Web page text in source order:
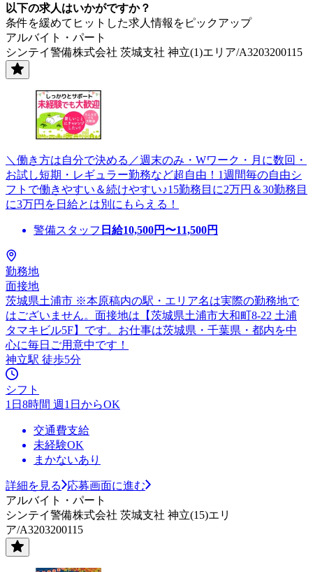
以下の求人はいかがですか？
条件を緩めてヒットした求人情報をピックアップ
アルバイト・パート
シンテイ警備株式会社 茨城支社 神立(1)エリア/A3203200115
＼働き方は自分で決める／週末のみ・Wワーク・月に数回・
お試し短期・レギュラー勤務など超自由！1週間毎の自由シ
フトで働きやすい＆続けやすい♪15勤務目に2万円＆30勤務目
に3万円を日給とは別にもらえる！
警備スタッフ 日給10,500円〜11,500円
勤務地
面接地
茨城県土浦市 ※本原稿内の駅・エリア名は実際の勤務地で
はございません。面接地は【茨城県土浦市大和町8-22 土浦
タマキビル5F】です。お仕事は茨城県・千葉県・都内を中
心に毎日ご用意中です！
神立駅 徒歩5分
シフト
1日8時間 週1日からOK
交通費支給
未経験OK
まかないあり
詳細を見る
応募画面に進む
アルバイト・パート
シンテイ警備株式会社 茨城支社 神立(15)エリ
ア/A3203200115